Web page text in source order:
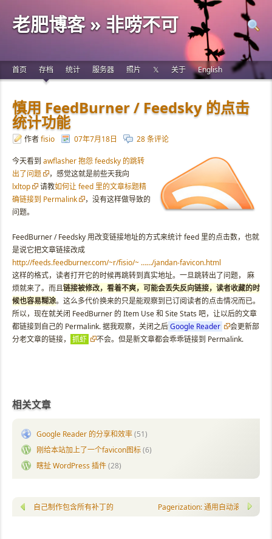
老肥博客 » 非唠不可
首页 存档 统计 服务器 照片 𝕏 关于 English
慎用 FeedBurner / Feedsky 的点击
统计功能
作者fisio 07年7月18日 28 条评论
今天看到 awflasher 抱怨 feedsky 的跳转
出了问题
，感觉这就是前些天我向
lxltop
请教如何让 feed 里的文章标题精
确链接到 Permalink
，没有这样做导致的
问题。
FeedBurner / Feedsky 用改变链接地址的方式来统计 feed 里的点击数，也就
是说它把文章链接改成
http://feeds.feedburner.com/~r/fisio/~ ……/jandan-favicon.html
这样的格式，读者打开它的时候再跳转到真实地址。一旦跳转出了问题， 麻
烦就来了。而且链接被修改，看着不爽，可能会丢失反向链接，读者收藏的时
候也容易糊涂。这么多代价换来的只是能观察到已订阅读者的点击情况而已。
所以，现在就关闭 FeedBurner 的 Item Use 和 Site Stats 吧，让以后的文章
都链接到自己的 Permalink. 据我观察，关闭之后Google Reader
会更新部
分老文章的链接，
抓虾 不会。但是新文章都会乖乖链接到 Permalink.
相关文章
Google Reader 的分享和效率(51)
刚给本站加上了一个favicon图标(6)
瞎扯 WordPress 插件(28)
自己制作包含所有补丁的 WinXP 安装光盘Pagerization: 通用自动滚屏脚本